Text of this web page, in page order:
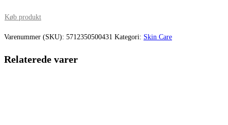
var:
er:
Køb produkt
Varenummer (SKU): 5712350500431 Kategori: Skin Care
Relaterede varer